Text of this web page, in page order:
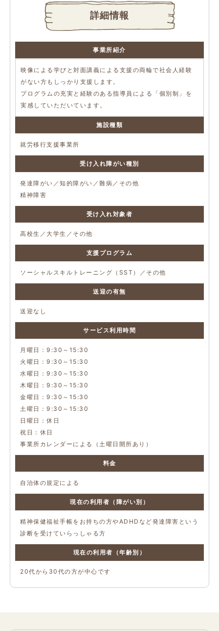
詳細情報
事業所紹介
映像による学びと対面講義による支援の両輪で社会人経験
がない方もしっかり支援します。
プログラムの充実と経験のある指導員による「個別制」を
実感していただいています。
施設種類
就労移行支援事業所
受け入れ障がい種別
発達障がい／知的障がい／難病／その他
精神障害
受け入れ対象者
高校生／大学生／その他
支援プログラム
ソーシャルスキルトレーニング（SST）／その他
送迎の有無
送迎なし
サービス利用時間
月曜日：9:30～15:30
火曜日：9:30～15:30
水曜日：9:30～15:30
木曜日：9:30～15:30
金曜日：9:30～15:30
土曜日：9:30～15:30
日曜日：休日
祝日：休日
事業所カレンダーによる（土曜日開所あり）
料金
自治体の規定による
現在の利用者（障がい別）
精神保健福祉手帳をお持ちの方やADHDなど発達障害という
診断を受けていらっしゃる方
現在の利用者（年齢別）
20代から30代の方が中心です